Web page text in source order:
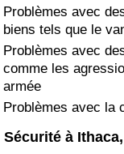
Problèmes avec
biens tels que le
Problèmes avec
comme les
armée
Problèmes avec la
Sécurité à
Indice de pollution
Indice de
Trafic
Indice de Trafic